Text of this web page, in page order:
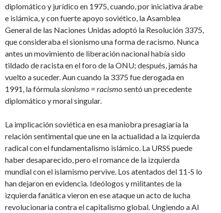
diplomático y jurídico en 1975, cuando, por iniciativa árabe
e islámica, y con fuerte apoyo soviético, la Asamblea
General de las Naciones Unidas adoptó la Resolución 3375,
que consideraba el sionismo una forma de racismo. Nunca
antes un movimiento de liberación nacional había sido
tildado de racista en el foro de la ONU; después, jamás ha
vuelto a suceder. Aun cuando la 3375 fue derogada en
1991, la fórmula sionismo = racismosentó un precedente
diplomático y moral singular.
La implicación soviética en esa maniobra presagiaría la
relación sentimental que une en la actualidad a la izquierda
radical con el fundamentalismo islámico. La URSS puede
haber desaparecido, pero el romance de la izquierda
mundial con el islamismo pervive. Los atentados del 11-S lo
han dejaron en evidencia. Ideólogos y militantes de la
izquierda fanática vieron en ese ataque un acto de lucha
revolucionaria contra el capitalismo global. Ungiendo a Al